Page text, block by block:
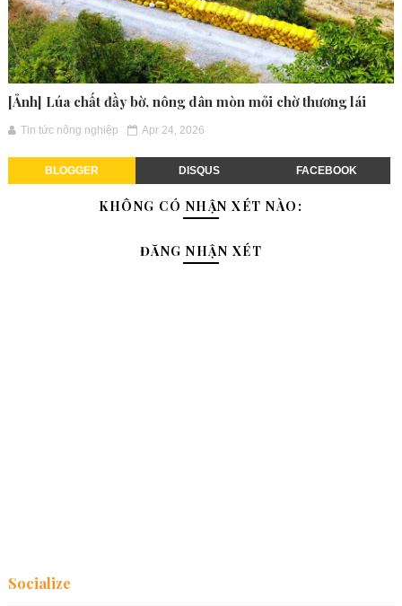
[Ảnh] Lúa chất đầy bờ, nông dân mòn mỏi chờ thương lái
Tin tức nông nghiệp Apr 24, 2026
BLOGGER DISQUS FACEBOOK
KHÔNG CÓ NHẬN XÉT NÀO:
ĐĂNG NHẬN XÉT
Socialize